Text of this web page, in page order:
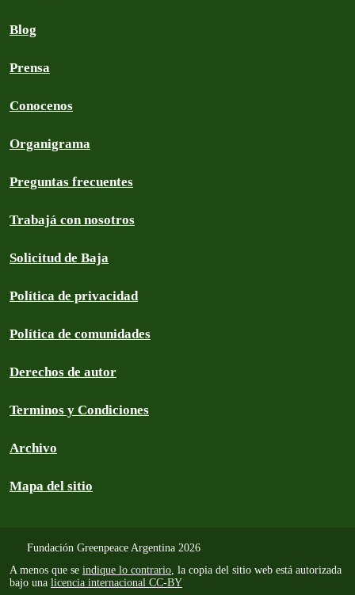
Blog
Prensa
Conocenos
Organigrama
Preguntas frecuentes
Trabajá con nosotros
Solicitud de Baja
Política de privacidad
Política de comunidades
Derechos de autor
Terminos y Condiciones
Archivo
Mapa del sitio
Fundación Greenpeace Argentina 2026
A menos que se indique lo contrario, la copia del sitio web está autorizada
bajo una licencia internacional CC-BY